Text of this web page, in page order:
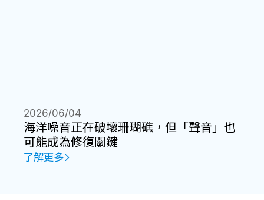
海洋噪音正在破壞珊瑚礁，但「聲音」也
可能成為修復關鍵
2026/06/04
了解更多